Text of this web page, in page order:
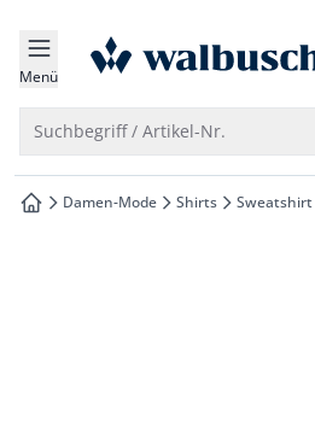
springen
springen
springen
springen
Menü zur Startseite
Suchbegriff / Artikel-Nr.
zur Startseite
Damen-Mode Shirts Sweatshirt